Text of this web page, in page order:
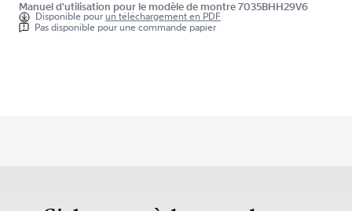
Manuel d'utilisation pour le modèle de montre 7035BHH29V6
Disponible pourun téléchargement en PDF
Pas disponible pour une commande papier